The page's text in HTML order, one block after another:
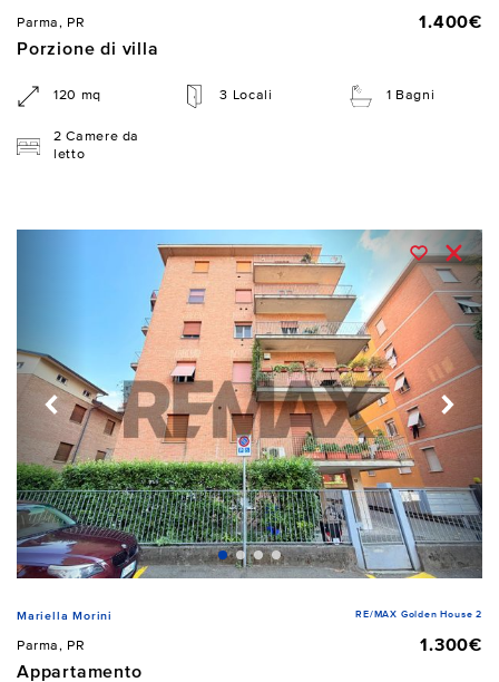
Parma, PR
1.400€
Porzione di villa
120 mq 3 Locali 1 Bagni
2 Camere da
letto
Mariella Morini RE/MAX Golden House 2
Parma, PR
1.300€
Appartamento